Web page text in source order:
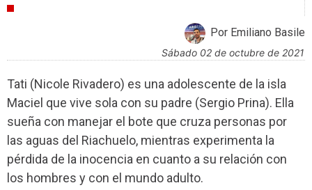
Por Emiliano Basile
sábado 02 de octubre de 2021
Tati (Nicole Rivadero) es una adolescente de la isla
Maciel que vive sola con su padre (Sergio Prina). Ella
sueña con manejar el bote que cruza personas por
las aguas del Riachuelo, mientras experimenta la
pérdida de la inocencia en cuanto a su relación con
los hombres y con el mundo adulto.